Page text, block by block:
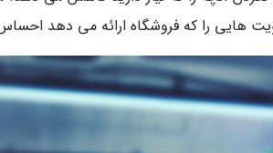
هایی را که فروشگاه ارائه می دهد